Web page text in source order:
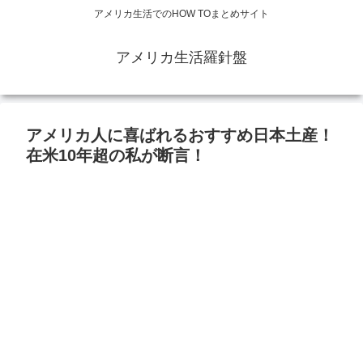
アメリカ生活でのHOW TOまとめサイト
アメリカ生活羅針盤
アメリカ人に喜ばれるおすすめ日本土産！
在米10年超の私が断言！